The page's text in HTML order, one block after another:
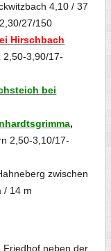
4,10 / 37
2,30/27/150
Hirschbach
2,50-3,90/17-
bei
,
2,50-3,10/17-
zwischen
/ 14 m
Friedhof neben der